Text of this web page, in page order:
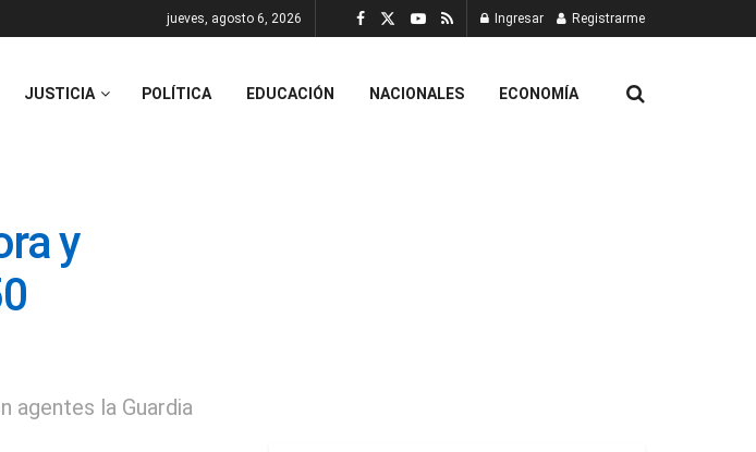
jueves, agosto 6, 2026 Ingresar Registrarme
JUSTICIA POLÍTICA EDUCACIÓN NACIONALES ECONOMÍA
y
agentes la Guardia